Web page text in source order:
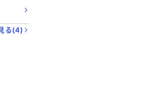
る(4)